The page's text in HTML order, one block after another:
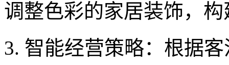
调整色彩的家居装饰，
3. 智能经营策略：根据